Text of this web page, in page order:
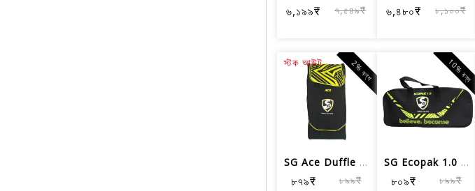
৬,১৯৯₹ ৭,৫৪৯₹ ৬,৪৮০₹ ৮,১০০₹
SG Ace Duffle ক্রিকেট কিটব্যাগ - বড় ...
৮৭৯₹ ৮৯৯₹
স্টক আউট 2% বন্ধ
SG Ecopak 1.0 কিট ক্রিকেট কিট ব্যাগ, বড়
৮০৯₹ ৮৯৯₹
10% বন্ধ